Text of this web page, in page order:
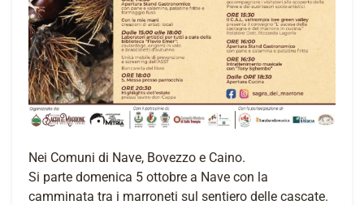
Nei Comuni di Nave, Bovezzo e Caino.
Si parte domenica 5 ottobre a Nave con la
camminata tra i marroneti sul sentiero delle cascate.